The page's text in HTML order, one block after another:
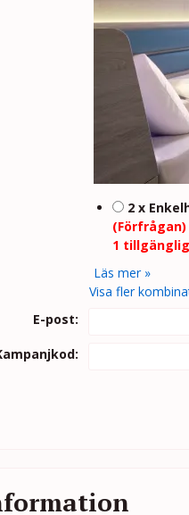
2 x
(Förfrågan)
1
Läs mer »
Visa fler
E-post: